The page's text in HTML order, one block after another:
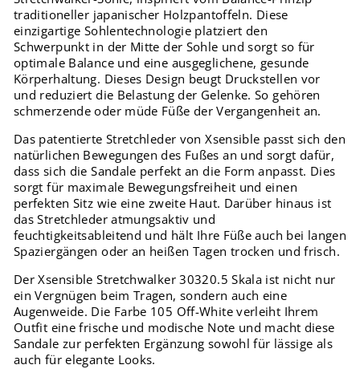
traditioneller japanischer Holzpantoffeln. Diese
einzigartige Sohlentechnologie platziert den
Schwerpunkt in der Mitte der Sohle und sorgt so für
optimale Balance und eine ausgeglichene, gesunde
Körperhaltung. Dieses Design beugt Druckstellen vor
und reduziert die Belastung der Gelenke. So gehören
schmerzende oder müde Füße der Vergangenheit an.
Das patentierte Stretchleder von Xsensible passt sich den
natürlichen Bewegungen des Fußes an und sorgt dafür,
dass sich die Sandale perfekt an die Form anpasst. Dies
sorgt für maximale Bewegungsfreiheit und einen
perfekten Sitz wie eine zweite Haut. Darüber hinaus ist
das Stretchleder atmungsaktiv und
feuchtigkeitsableitend und hält Ihre Füße auch bei langen
Spaziergängen oder an heißen Tagen trocken und frisch.
Der Xsensible Stretchwalker 30320.5 Skala ist nicht nur
ein Vergnügen beim Tragen, sondern auch eine
Augenweide. Die Farbe 105 Off-White verleiht Ihrem
Outfit eine frische und modische Note und macht diese
Sandale zur perfekten Ergänzung sowohl für lässige als
auch für elegante Looks.